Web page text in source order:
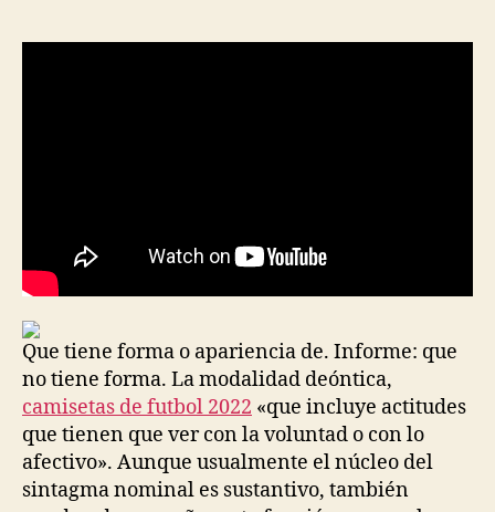
entrada
entrada
Que tiene forma o apariencia de. Informe: que
no tiene forma. La modalidad deóntica,
camisetas de futbol 2022 «que incluye actitudes
que tienen que ver con la voluntad o con lo
afectivo». Aunque usualmente el núcleo del
sintagma nominal es sustantivo, también